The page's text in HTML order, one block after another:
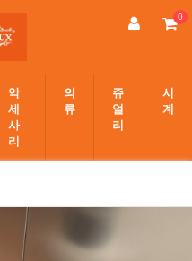
0
악
세
사
리
의
류
쥬
얼
리
시
계